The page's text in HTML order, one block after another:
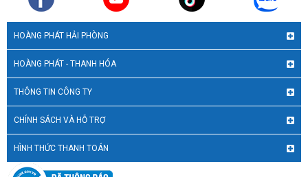
HOÀNG PHÁT HẢI PHÒNG
HOÀNG PHÁT - THANH HÓA
THÔNG TIN CÔNG TY
CHÍNH SÁCH VÀ HỖ TRỢ
HÌNH THỨC THANH TOÁN